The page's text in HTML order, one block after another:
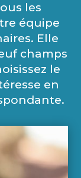
les
équipe
Elle
champs
le
en